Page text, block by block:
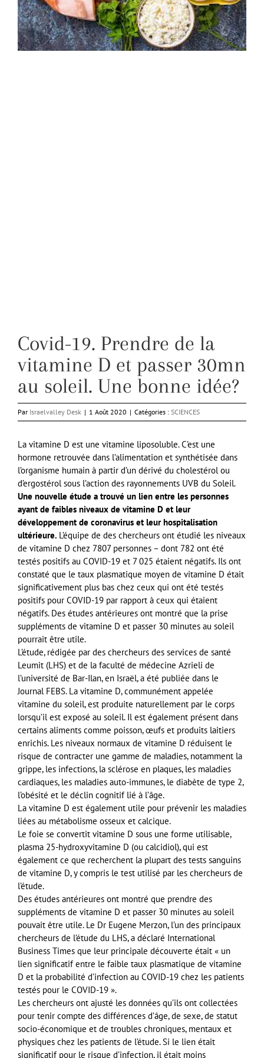
Covid-19. Prendre de la
vitamine D et passer 30mn
au soleil. Une bonne idée?
Par Israelvalley Desk | 1 Août 2020 | Catégories : SCIENCES
La vitamine D est une vitamine liposoluble. C’est une
hormone retrouvée dans l’alimentation et synthétisée dans
l’organisme humain à partir d’un dérivé du cholestérol ou
d’ergostérol sous l’action des rayonnements UVB du Soleil.
Une nouvelle étude a trouvé un lien entre les personnes
ayant de faibles niveaux de vitamine D et leur
développement de coronavirus et leur hospitalisation
ultérieure. L’équipe de des chercheurs ont étudié les niveaux
de vitamine D chez 7807 personnes – dont 782 ont été
testés positifs au COVID-19 et 7 025 étaient négatifs. Ils ont
constaté que le taux plasmatique moyen de vitamine D était
significativement plus bas chez ceux qui ont été testés
positifs pour COVID-19 par rapport à ceux qui étaient
négatifs. Des études antérieures ont montré que la prise
suppléments de vitamine D et passer 30 minutes au soleil
pourrait être utile.
L’étude, rédigée par des chercheurs des services de santé
Leumit (LHS) et de la faculté de médecine Azrieli de
l’université de Bar-Ilan, en Israël, a été publiée dans le
Journal FEBS. La vitamine D, communément appelée
vitamine du soleil, est produite naturellement par le corps
lorsqu’il est exposé au soleil. Il est également présent dans
certains aliments comme poisson, œufs et produits laitiers
enrichis. Les niveaux normaux de vitamine D réduisent le
risque de contracter une gamme de maladies, notamment la
grippe, les infections, la sclérose en plaques, les maladies
cardiaques, les maladies auto-immunes, le diabète de type 2,
l’obésité et le déclin cognitif lié à l’âge.
La vitamine D est également utile pour prévenir les maladies
liées au métabolisme osseux et calcique.
Le foie se convertit vitamine D sous une forme utilisable,
plasma 25-hydroxyvitamine D (ou calcidiol), qui est
également ce que recherchent la plupart des tests sanguins
de vitamine D, y compris le test utilisé par les chercheurs de
l’étude.
Des études antérieures ont montré que prendre des
suppléments de vitamine D et passer 30 minutes au soleil
pouvait être utile. Le Dr Eugene Merzon, l’un des principaux
chercheurs de l’étude du LHS, a déclaré International
Business Times que leur principale découverte était « un
lien significatif entre le faible taux plasmatique de vitamine
D et la probabilité d’infection au COVID-19 chez les patients
testés pour le COVID-19 ».
Les chercheurs ont ajusté les données qu’ils ont collectées
pour tenir compte des différences d’âge, de sexe, de statut
socio-économique et de troubles chroniques, mentaux et
physiques chez les patients de l’étude. Si le lien était
significatif pour le risque d’infection, il était moins